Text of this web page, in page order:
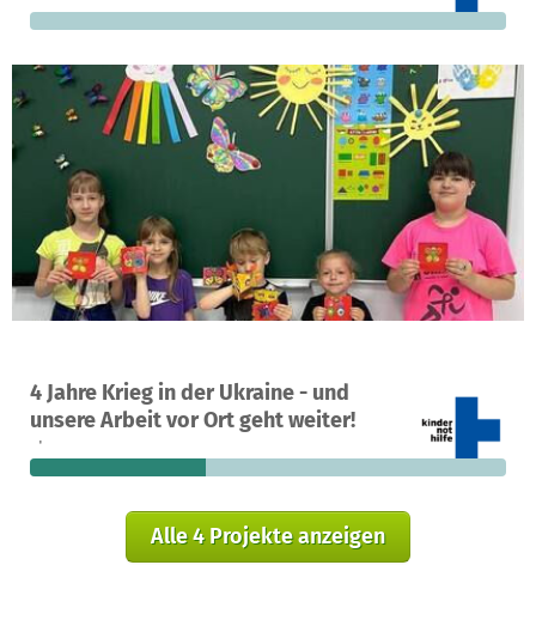
4 Jahre Krieg in der Ukraine - und
unsere Arbeit vor Ort geht weiter!
Ein Projekt in Charkiv, Ukraine
49 37 %
finanziert fehlen noch
Alle 4 Projekte anzeigen